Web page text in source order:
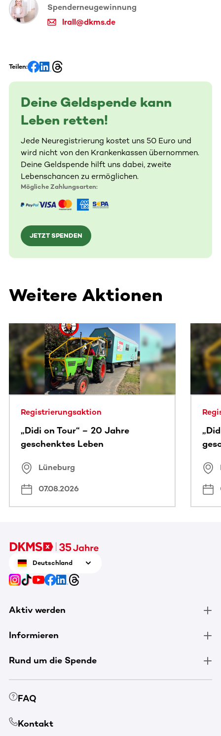
Spenderneugewinnung
lrall@dkms.de
Teilen:
Deine Geldspende kann
Leben retten!
Jede Neuregistrierung kostet uns 50 Euro und
wird nicht von den Krankenkassen übernommen.
Deine Geldspende hilft uns dabei, zweite
Lebenschancen zu ermöglichen.
Mögliche Zahlungsarten:
JETZT SPENDEN
Weitere Aktionen
Dieser Bereich enthält horizontal scrollbare Inhalte.
Registrierungsaktion
„Didi on Tour“ – 20 Jahre
geschenktes Leben
Lüneburg
07.08.2026
Deutschland
Aktiv werden
Informieren
Rund um die Spende
FAQ
Kontakt